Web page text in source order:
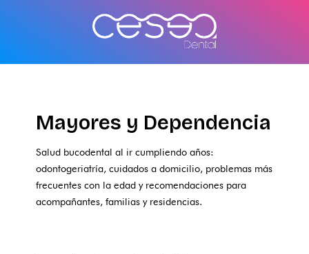
Mayores y Dependencia
Salud bucodental al ir cumpliendo años:
odontogeriatría, cuidados a domicilio, problemas más
frecuentes con la edad y recomendaciones para
acompañantes, familias y residencias.